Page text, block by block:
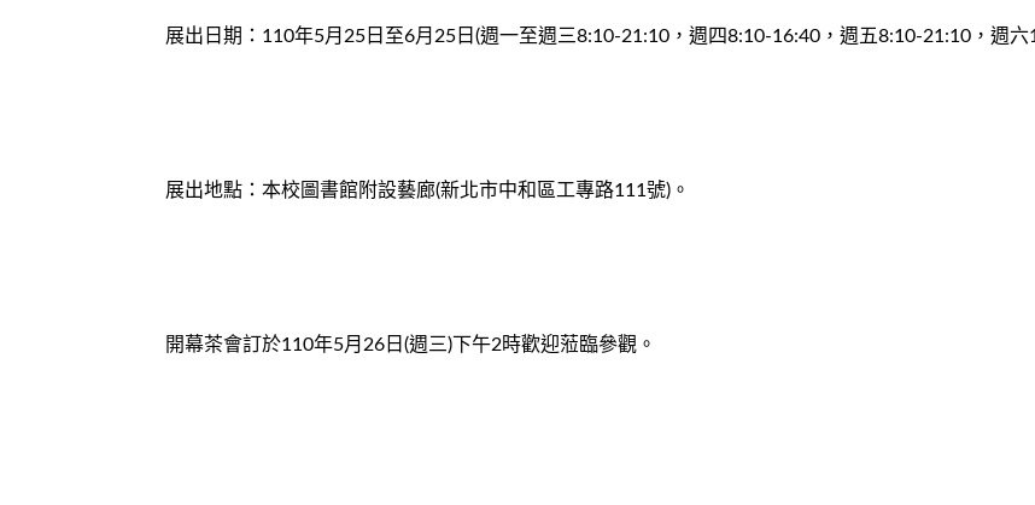
展出日期：110年5月25日至6月25日(週一至週三8:10-21:10，週四8:10-16:40，週五8:10-21:10，週六
展出地點：本校圖書館附設藝廊(新北市中和區工專路111號)。
開幕茶會訂於110年5月26日(週三)下午2時歡迎蒞臨參觀。